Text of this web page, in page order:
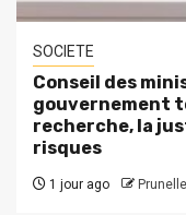
SOCIETE
Conseil des
gouvernement
recherche, la
risques
1 jour ago Prunelle